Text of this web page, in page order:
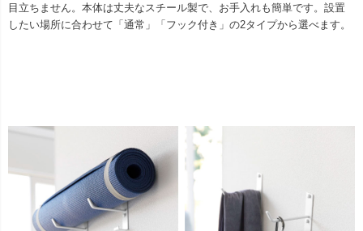
目立ちません。本体は丈夫なスチール製で、お手入れも簡単です。設置
したい場所に合わせて「通常」「フック付き」の2タイプから選べます。